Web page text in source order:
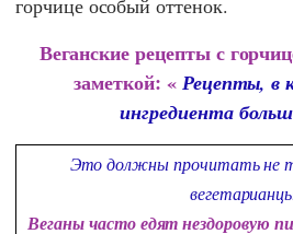
Веганские рецепты с
заметкой: « Рецепты, в
ингредиента
Это должны прочитать не
Веганы часто едят нездоровую